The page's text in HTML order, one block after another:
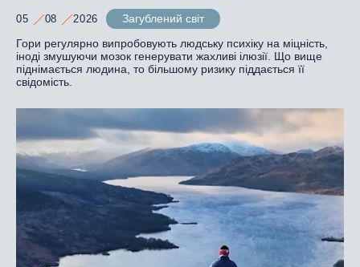
05 08 2026
Загублений світ
Гори регулярно випробовують людську психіку на міцність,
іноді змушуючи мозок генерувати жахливі ілюзії. Що вище
піднімається людина, то більшому ризику піддається її
свідомість.